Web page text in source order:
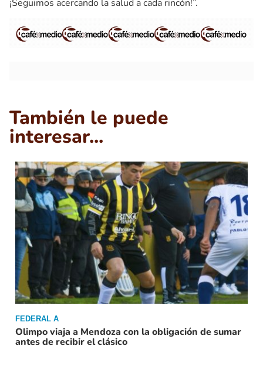
¡Seguimos acercando la salud a cada rincón!”.
También le puede
interesar...
FEDERAL A
Olimpo viaja a Mendoza con la obligación de sumar
antes de recibir el clásico